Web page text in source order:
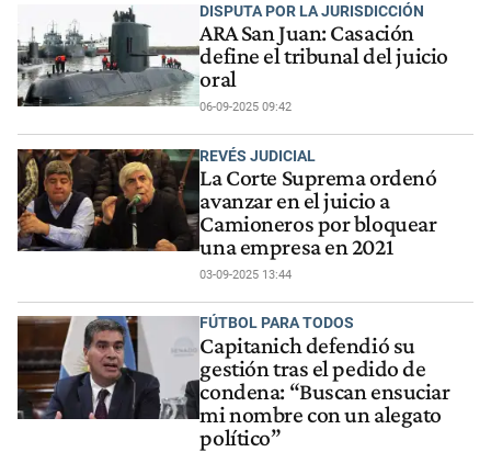
DISPUTA POR LA JURISDICCIÓN
ARA San Juan: Casación
define el tribunal del juicio
oral
06-09-2025 09:42
REVÉS JUDICIAL
La Corte Suprema ordenó
avanzar en el juicio a
Camioneros por bloquear
una empresa en 2021
03-09-2025 13:44
FÚTBOL PARA TODOS
Capitanich defendió su
gestión tras el pedido de
condena: “Buscan ensuciar
mi nombre con un alegato
político”